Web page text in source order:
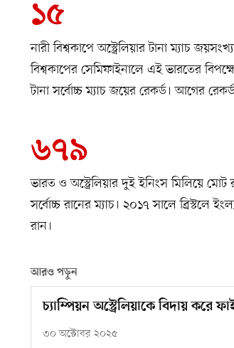
১৫
নারী বিশ্বকাপে অস্ট্রেলিয়ার টানা ম্যাচ
বিশ্বকাপের সেমিফাইনালে এই ভারতের
টানা সর্বোচ্চ ম্যাচ জয়ের রেকর্ড। আগের
৬৭৯
ভারত ও অস্ট্রেলিয়ার দুই ইনিংস মিলিয়ে মোট
সর্বোচ্চ রানের ম্যাচ। ২০১৭ সালে ব্রিস্টলে
রান।
আরও পড়ুন
চ্যাম্পিয়ন অস্ট্রেলিয়াকে বিদায় করে
৩০ অক্টোবর ২০২৫